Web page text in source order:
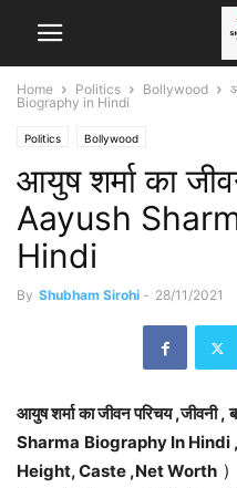
Home Politics Bollywood
Biography in Hindi
Politics Bollywood
आयुष शर्मा का
Aayush
Hindi
By Shubham Sirohi - 28/11/2021
आयुष शर्मा का जीवन परिचय ,जीवनी ,
Sharma Biography In
Height, Caste ,Net Worth )